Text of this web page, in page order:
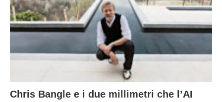
Chris Bangle e i due millimetri che l’AI